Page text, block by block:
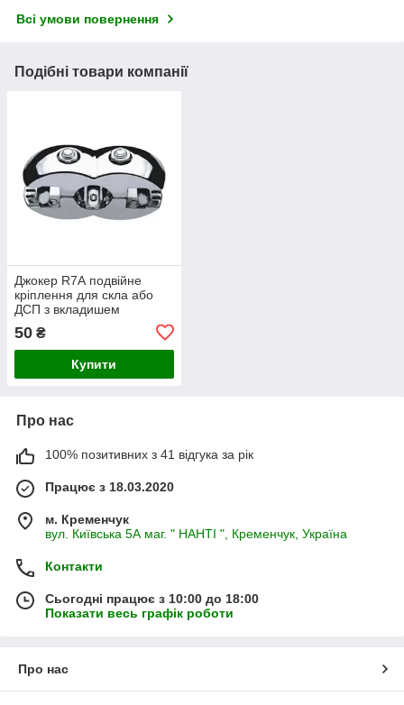
Всі умови повернення
Подібні товари компанії
Джокер R7А подвійне
кріплення для скла або
ДСП з вкладишем
50 ₴
Купити
Про нас
100% позитивних з 41 відгука за рік
Працює з 18.03.2020
м. Кременчук
вул. Київська 5А маг. " НАНТІ ", Кременчук, Україна
Контакти
Сьогодні працює з 10:00 до 18:00
Показати весь графік роботи
Про нас